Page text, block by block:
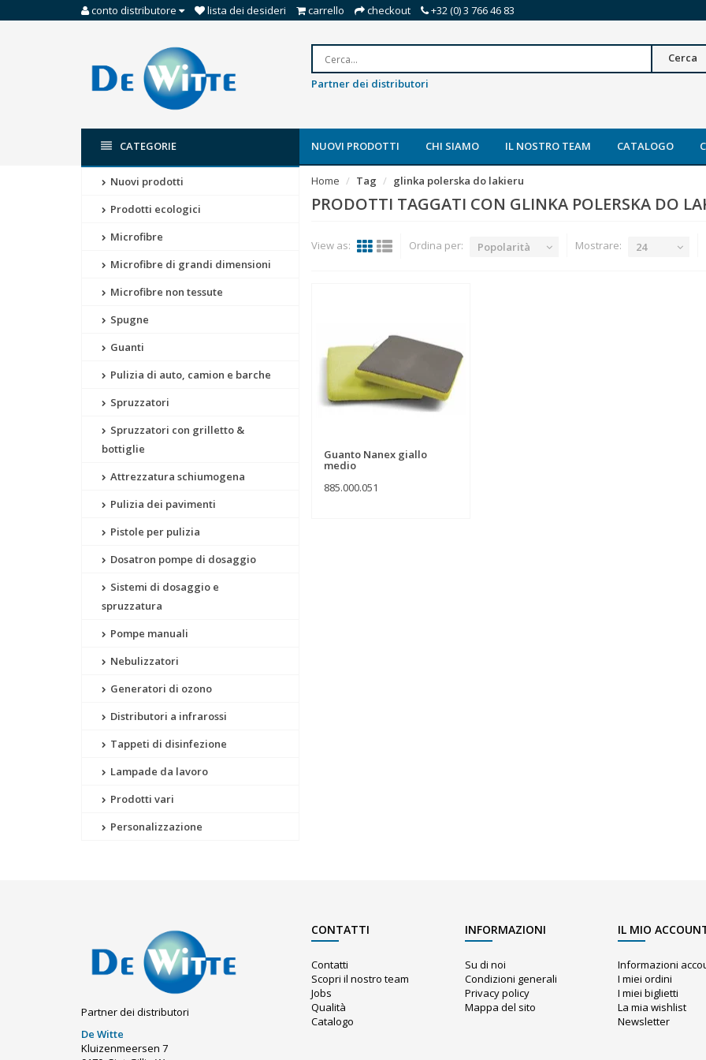
conto distributore lista dei desideri carrello checkout +32 (0) 3 766 46 83
Cerca
Partner dei distributori
CATEGORIE NUOVI PRODOTTI CHI SIAMO IL NOSTRO TEAM CATALOGO
Nuovi prodotti
Prodotti ecologici
Microfibre
Microfibre di grandi dimensioni
Microfibre non tessute
Spugne
Guanti
Pulizia di auto, camion e barche
Spruzzatori
Spruzzatori con grilletto &
bottiglie
Attrezzatura schiumogena
Pulizia dei pavimenti
Pistole per pulizia
Dosatron pompe di dosaggio
Sistemi di dosaggio e
spruzzatura
Pompe manuali
Nebulizzatori
Generatori di ozono
Distributori a infrarossi
Tappeti di disinfezione
Lampade da lavoro
Prodotti vari
Personalizzazione
Home Tag glinka polerska do lakieru
PRODOTTI TAGGATI CON GLINKA POLERSKA DO
View as: Ordina per: Popolarità Mostrare: 24
Guanto Nanex giallo
medio
885.000.051
Partner dei distributori
De Witte
Kluizenmeersen 7
CONTATTI
Contatti
Scopri il nostro team
Jobs
Qualità
Catalogo
INFORMAZIONI
Su di noi
Condizioni generali
Privacy policy
Mappa del sito
IL MIO
Informazioni
I miei ordini
I miei biglietti
La mia wishlist
Newsletter